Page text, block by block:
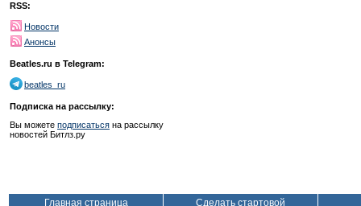
RSS:
Новости
Анонсы
Beatles.ru в Telegram:
beatles_ru
Подписка на рассылку:
Вы можете подписаться на рассылку
новостей Битлз.ру
Главная страница Сделать стартовой